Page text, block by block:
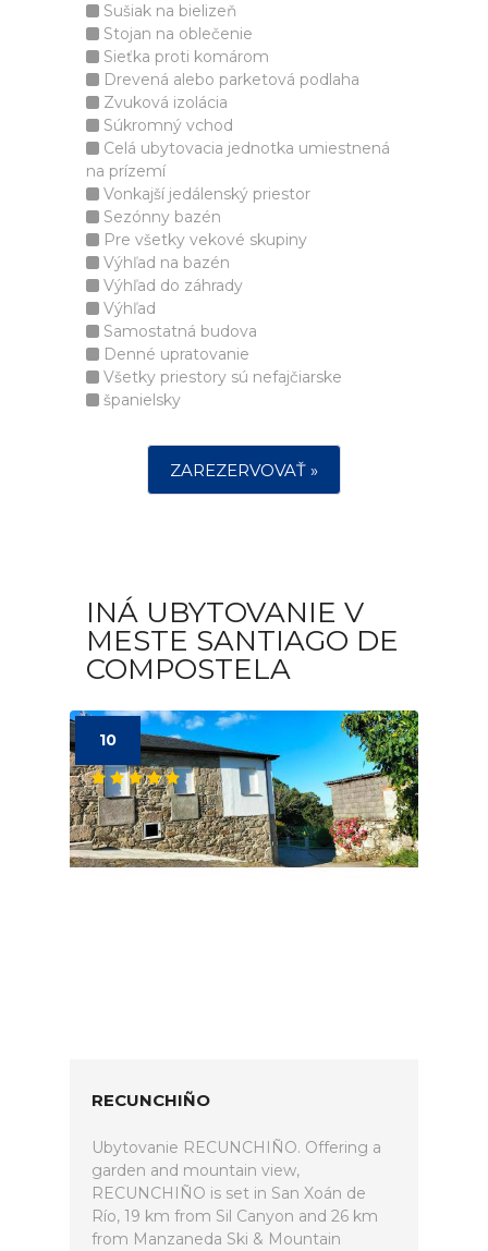
Sušiak na bielizeň
Stojan na oblečenie
Sieťka proti komárom
Drevená alebo parketová podlaha
Zvuková izolácia
Súkromný vchod
Celá ubytovacia jednotka umiestnená
na prízemí
Vonkajší jedálenský priestor
Sezónny bazén
Pre všetky vekové skupiny
Výhľad na bazén
Výhľad do záhrady
Výhľad
Samostatná budova
Denné upratovanie
Všetky priestory sú nefajčiarske
španielsky
ZAREZERVOVAŤ »
INÁ UBYTOVANIE V
MESTE SANTIAGO DE
COMPOSTELA
10
RECUNCHIÑO
Ubytovanie RECUNCHIÑO. Offering a
garden and mountain view,
RECUNCHIÑO is set in San Xoán de
Río, 19 km from Sil Canyon and 26 km
from Manzaneda Ski & Mountain